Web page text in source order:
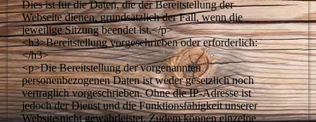
Dies ist für die Daten, die der Bereitstellung der
Webseite dienen, grundsätzlich der Fall, wenn die
jeweilige Sitzung beendet ist.</p>
<h3>Bereitstellung vorgeschrieben oder erforderlich:
</h3>
<p>Die Bereitstellung der vorgenannten
personenbezogenen Daten ist weder gesetzlich noch
vertraglich vorgeschrieben. Ohne die IP-Adresse ist
jedoch der Dienst und die Funktionsfähigkeit unserer
Website nicht gewährleistet. Zudem können einzelne